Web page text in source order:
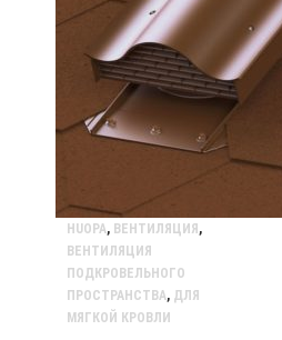
HUOPA, ВЕНТИЛЯЦИЯ ,
ВЕНТИЛЯЦИЯ
ПОДКРОВЕЛЬНОГО
ПРОСТРАНСТВА, ДЛЯ
МЯГКОЙ КРОВЛИ